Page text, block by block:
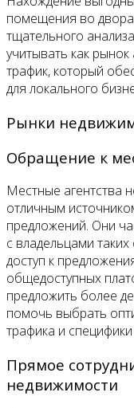
помещения во
тщательного
учитывать как
трафик, который
для локального
Рынки
Обращение к
Местные агентства
отличным
предложений. Они
с владельцами
доступ к
общедоступных
предложить более
помочь выбрать
трафика и
Прямое
недвижимости